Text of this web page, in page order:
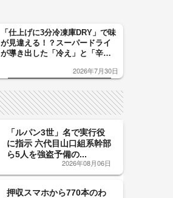
「仕上げに3分冷凍庫DRY」で味
が見違える！？スーパードライ
が導き出した「冷え」と「辛
した「辛口カーブ」が飲み頃の
2026年7月30日
「ルパン3世」名で実行役
に指示 六代目山口組系幹部
ら5人を強盗予備の...
2026年08月06日
押収スマホから770本のわ